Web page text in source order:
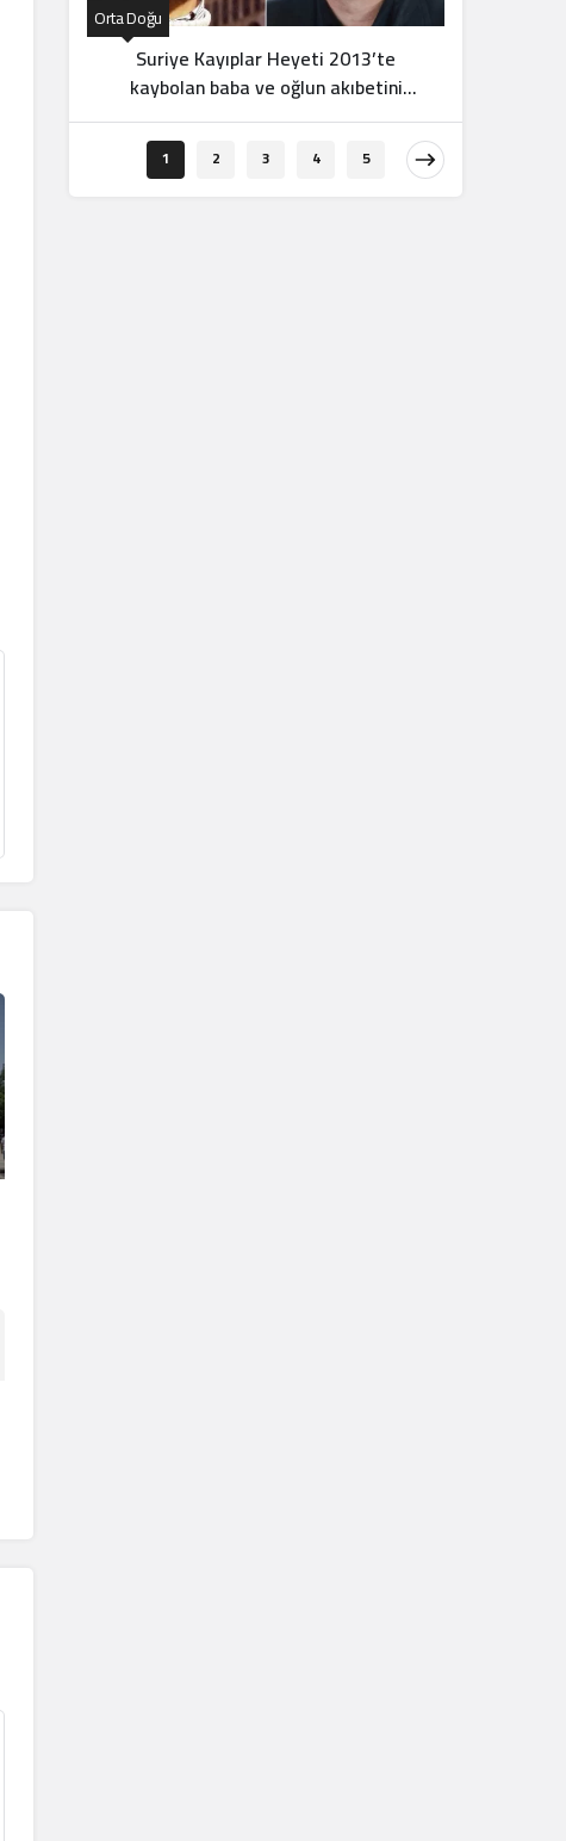
Orta Doğu
Suriye Kayıplar Heyeti 2013’te
kaybolan baba ve oğlun akıbetini
açıkladı
1 2 3 4 5